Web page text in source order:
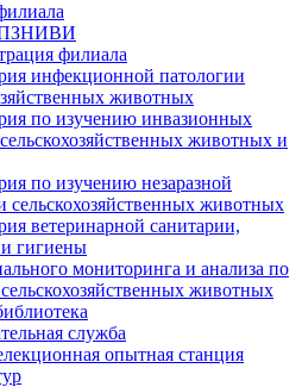
ПЗНИВИ
филиала
инфекционной патологии
животных
по изучению инвазионных
животных и
по изучению незаразной
сельскохозяйственных животных
ветеринарной санитарии,
гигиены
мониторинга и анализа по
животных
служба
опытная станция